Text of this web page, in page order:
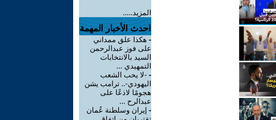
المزيد.....
احدث الأخبار المهمة
- هكذا علق ممداني
على فوز عبدالرحمن
السيد بالانتخابات
التمهيدي ...
- -لا يحب الشعب
اليهودي-.. ترامب يشن
هجومًا لاذعًا على
عبدالرح ...
- إيران وسلطنة عُمان